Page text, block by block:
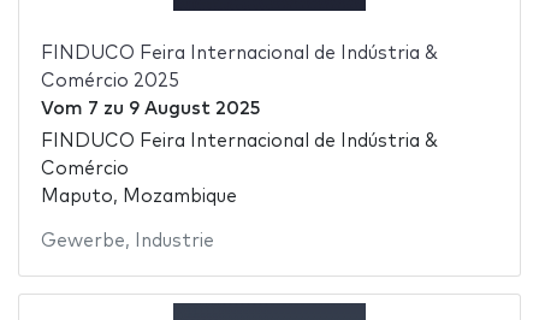
FINDUCO Feira Internacional de Indústria &
Comércio 2025
Vom 7 zu 9 August 2025
FINDUCO Feira Internacional de Indústria &
Comércio
Maputo, Mozambique
Gewerbe, Industrie